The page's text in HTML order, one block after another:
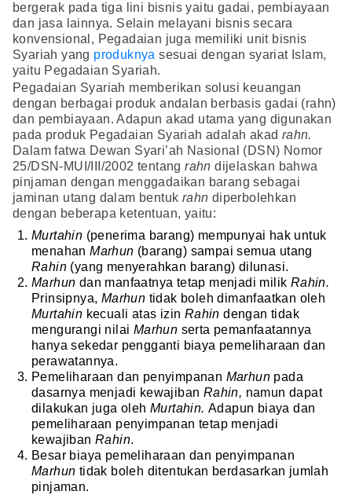
bergerak pada tiga lini bisnis yaitu gadai, pembiayaan
dan jasa lainnya. Selain melayani bisnis secara
konvensional, Pegadaian juga memiliki unit bisnis
Syariah yang produknya sesuai dengan syariat Islam,
yaitu Pegadaian Syariah.
Pegadaian Syariah memberikan solusi keuangan
dengan berbagai produk andalan berbasis gadai (rahn)
dan pembiayaan. Adapun akad utama yang digunakan
pada produk Pegadaian Syariah adalah akad rahn.
Dalam fatwa Dewan Syari’ah Nasional (DSN) Nomor
25/DSN-MUI/III/2002 tentangrahndijelaskan bahwa
pinjaman dengan menggadaikan barang sebagai
jaminan utang dalam bentuk rahn diperbolehkan
dengan beberapa ketentuan, yaitu:
Murtahin (penerima barang) mempunyai hak untuk
menahanMarhun (barang) sampai semua utang
Rahin (yang menyerahkan barang) dilunasi.
Marhun dan manfaatnya tetap menjadi milik Rahin.
Prinsipnya, Marhun tidak boleh dimanfaatkan oleh
Murtahin kecuali atas izin Rahindengan tidak
mengurangi nilai Marhun serta pemanfaatannya
hanya sekedar pengganti biaya pemeliharaan dan
perawatannya.
Pemeliharaan dan penyimpanan Marhun pada
dasarnya menjadi kewajiban Rahin, namun dapat
dilakukan juga oleh Murtahin. Adapun biaya dan
pemeliharaan penyimpanan tetap menjadi
kewajibanRahin.
Besar biaya pemeliharaan dan penyimpanan
Marhun tidak boleh ditentukan berdasarkan jumlah
pinjaman.